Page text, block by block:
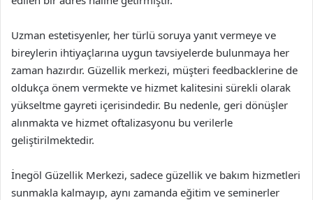
Uzman estetisyenler, her türlü soruya yanıt vermeye ve
bireylerin ihtiyaçlarına uygun tavsiyelerde bulunmaya her
zaman hazırdır. Güzellik merkezi, müşteri feedbacklerine de
oldukça önem vermekte ve hizmet kalitesini sürekli olarak
yükseltme gayreti içerisindedir. Bu nedenle, geri dönüşler
alınmakta ve hizmet oftalizasyonu bu verilerle
geliştirilmektedir.
İnegöl Güzellik Merkezi, sadece güzellik ve bakım hizmetleri
sunmakla kalmayıp, aynı zamanda eğitim ve seminerler